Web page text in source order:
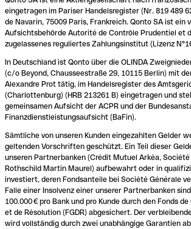
eingetragen im Pariser Handelsregister (Nr. 819 489
de Navarin, 75009 Paris, Frankreich. Qonto SA ist ein
Aufsichtsbehörde Autorité de Contrôle Prudentiel et
zugelassenes reguliertes Zahlungsinstitut (Lizenz
In Deutschland ist Qonto über die OLINDA
(c/o Beyond, Chausseestraße 29, 10115 Berlin) mit
Alexandre Prot tätig, im Handelsregister des
(Charlottenburg) (HRB 213261 B) eingetragen und
gemeinsamen Aufsicht der ACPR und der
Finanzdienstleistungsaufsicht (BaFin).
Sämtliche von unseren Kunden eingezahlten Gelder
geltenden Vorschriften geschützt. Ein Teil dieser
unseren Partnerbanken (Crédit Mutuel Arkéa,
Rothschild Martin Maurel) aufbewahrt oder in
investiert, deren Fondsanteile bei Société Générale
Falle einer Insolvenz einer unserer Partnerbanken
100.000 € pro Bank und pro Kunde durch den Fonds
et de Résolution (FGDR) abgesichert. Der
wird vollständig durch zwei unabhängige Garantien